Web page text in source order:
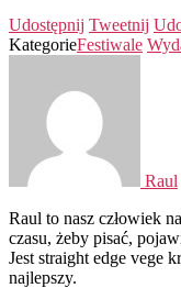
Udostępnij Tweetnij
KategorieFestiwale
Raul
Raul to nasz człowiek
czasu, żeby pisać,
Jest straight edge vege
najlepszy.